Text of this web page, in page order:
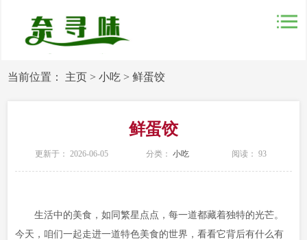
当前位置： 主页 >小吃 >鲜蛋饺
鲜蛋饺
更新于： 2026-06-05 分类： 小吃 阅读： 93
生活中的美食，如同繁星点点，每一道都藏着独特的光芒。
今天，咱们一起走进一道特色美食的世界，看看它背后有什么有